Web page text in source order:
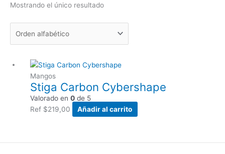
Mostrando el único resultado
Mangos
Stiga Carbon Cybershape
Valorado en 0 de 5
Ref $219,00 Añadir al carrito